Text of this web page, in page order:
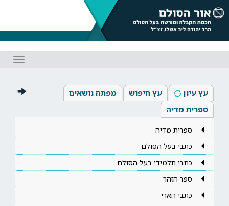
עץ עיון עץ חיפוש
מפתח נושאים
ספרית מדיה
ספרית מדיה
כתבי בעל הסולם
כתבי תלמידי בעל הסולם
ספר הזהר
כתבי הארי